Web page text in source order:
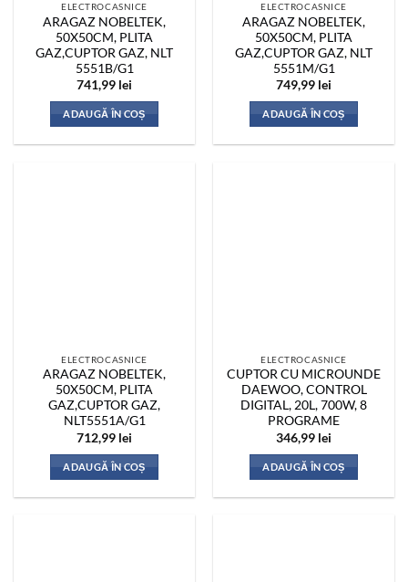
ELECTROCASNICE
ARAGAZ NOBELTEK,
50X50CM, PLITA
GAZ,CUPTOR GAZ, NLT
5551B/G1
741,99 lei
ADAUGĂ ÎN COȘ
ELECTROCASNICE
ARAGAZ NOBELTEK,
50X50CM, PLITA
GAZ,CUPTOR GAZ, NLT
5551M/G1
749,99 lei
ADAUGĂ ÎN COȘ
ELECTROCASNICE
ARAGAZ NOBELTEK,
50X50CM, PLITA
GAZ,CUPTOR GAZ,
NLT5551A/G1
712,99 lei
ADAUGĂ ÎN COȘ
ELECTROCASNICE
CUPTOR CU MICROUNDE
DAEWOO, CONTROL
DIGITAL, 20L, 700W, 8
PROGRAME
346,99 lei
ADAUGĂ ÎN COȘ